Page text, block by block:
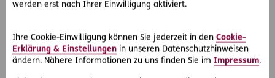
werden erst nach Ihrer Einwilligung aktiviert.
Ihre Cookie-Einwilligung können Sie jederzeit in den Cookie-
Erklärung & Einstellungen in unseren Datenschutzhinweisen
ändern. Nähere Informationen zu uns finden Sie im Impressum.
Beides regt den Speichelfluss an,
erst absetzen können.